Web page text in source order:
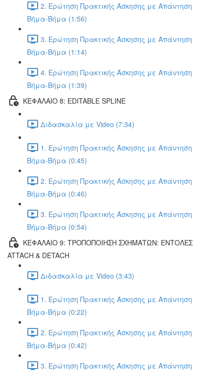
2. Ερώτηση Πρακτικής Άσκησης με Απάντηση
Βήμα-Βήμα (1:56)
3. Ερώτηση Πρακτικής Άσκησης με Απάντηση
Βήμα-Βήμα (1:14)
4. Ερώτηση Πρακτικής Άσκησης με Απάντηση
Βήμα-Βήμα (1:39)
ΚΕΦΑΛΑΙΟ 8: EDITABLE SPLINE
Διδασκαλία με Video (7:34)
1. Ερώτηση Πρακτικής Άσκησης με Απάντηση
Βήμα-Βήμα (0:45)
2. Ερώτηση Πρακτικής Άσκησης με Απάντηση
Βήμα-Βήμα (0:46)
3. Ερώτηση Πρακτικής Άσκησης με Απάντηση
Βήμα-Βήμα (0:54)
ΚΕΦΑΛΑΙΟ 9: ΤΡΟΠΟΠΟΙΗΣΗ ΣΧΗΜΑΤΩΝ: ΕΝΤΟΛΕΣ
ATTACH & DETACH
Διδασκαλία με Video (3:43)
1. Ερώτηση Πρακτικής Άσκησης με Απάντηση
Βήμα-Βήμα (0:22)
2. Ερώτηση Πρακτικής Άσκησης με Απάντηση
Βήμα-Βήμα (0:42)
3. Ερώτηση Πρακτικής Άσκησης με Απάντηση